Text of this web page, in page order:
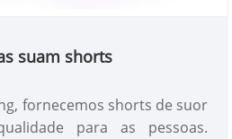
suam shorts
fornecemos shorts de suor
para as pessoas.